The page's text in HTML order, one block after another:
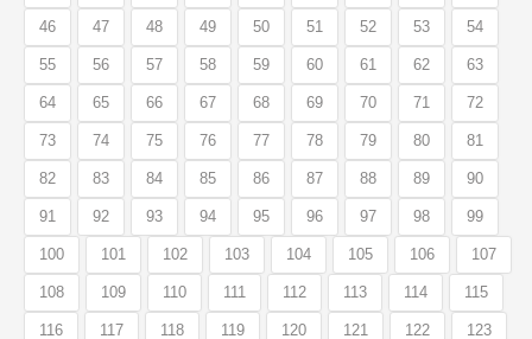
46 47 48 49 50 51 52 53 54
55 56 57 58 59 60 61 62 63
64 65 66 67 68 69 70 71 72
73 74 75 76 77 78 79 80 81
82 83 84 85 86 87 88 89 90
91 92 93 94 95 96 97 98 99
100 101 102 103 104 105 106 107
108 109 110 111 112 113 114 115
116 117 118 119 120 121 122 123